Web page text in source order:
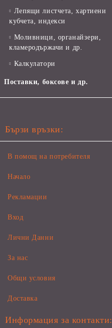
Лепящи листчета, хартиени
кубчета, индекси
Моливници, органайзери,
кламеродържачи и др.
Калкулатори
Поставки, боксове и др.
Бързи връзки:
В помощ на потребителя
Начало
Рекламации
Вход
Лични Данни
За нас
Общи условия
Доставка
Информация за контакти: